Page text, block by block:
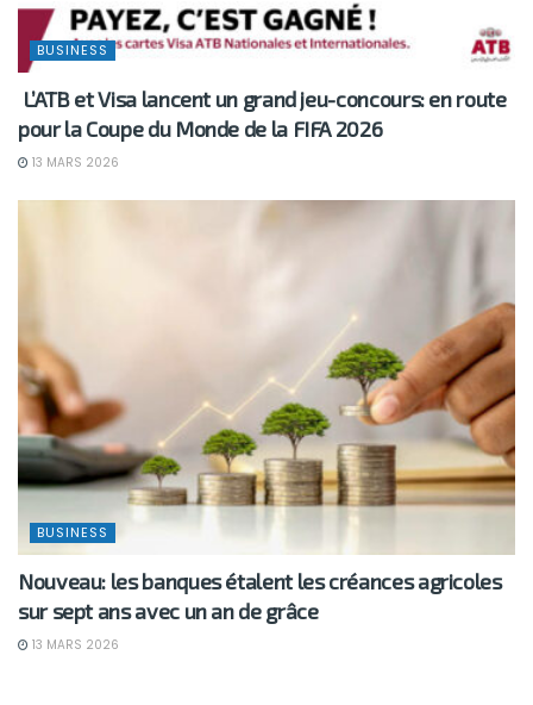
BUSINESS
L’ATB et Visa lancent un grand jeu-concours: en route
pour la Coupe du Monde de la FIFA 2026
13 MARS 2026
BUSINESS
Nouveau: les banques étalent les créances agricoles
sur sept ans avec un an de grâce
13 MARS 2026